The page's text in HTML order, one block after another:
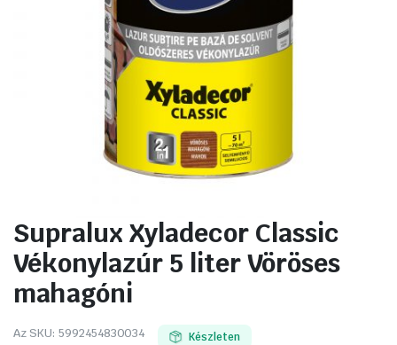
Supralux Xyladecor Classic
Vékonylazúr 5 liter Vöröses
mahagóni
Az SKU: 5992454830034 Készleten